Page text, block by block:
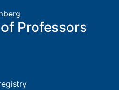
Professors